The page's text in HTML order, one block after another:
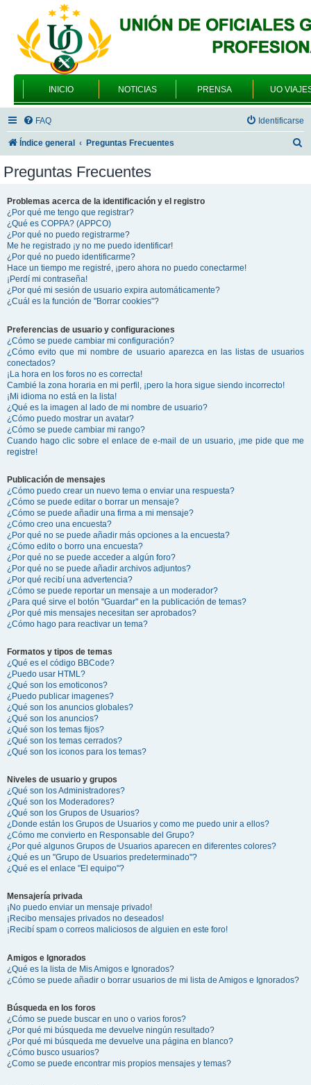
INICIO NOTICIAS PRENSA UO
FAQ Identificarse
Índice general Preguntas Frecuentes
Preguntas Frecuentes
Problemas acerca de la identificación y el registro
¿Por qué me tengo que registrar?
¿Qué es COPPA? (APPCO)
¿Por qué no puedo registrarme?
Me he registrado ¡y no me puedo identificar!
¿Por qué no puedo identificarme?
Hace un tiempo me registré, ¡pero ahora no puedo conectarme!
¡Perdí mi contraseña!
¿Por qué mi sesión de usuario expira automáticamente?
¿Cuál es la función de "Borrar cookies"?
Preferencias de usuario y configuraciones
¿Cómo se puede cambiar mi configuración?
¿Cómo evito que mi nombre de usuario aparezca en las listas de usuarios
conectados?
¡La hora en los foros no es correcta!
Cambié la zona horaria en mi perfil, ¡pero la hora sigue siendo incorrecto!
¡Mi idioma no está en la lista!
¿Qué es la imagen al lado de mi nombre de usuario?
¿Cómo puedo mostrar un avatar?
¿Cómo se puede cambiar mi rango?
Cuando hago clic sobre el enlace de e-mail de un usuario, ¡me pide que me
registre!
Publicación de mensajes
¿Cómo puedo crear un nuevo tema o enviar una respuesta?
¿Cómo se puede editar o borrar un mensaje?
¿Cómo se puede añadir una firma a mi mensaje?
¿Cómo creo una encuesta?
¿Por qué no se puede añadir más opciones a la encuesta?
¿Cómo edito o borro una encuesta?
¿Por qué no se puede acceder a algún foro?
¿Por qué no se puede añadir archivos adjuntos?
¿Por qué recibí una advertencia?
¿Cómo se puede reportar un mensaje a un moderador?
¿Para qué sirve el botón "Guardar" en la publicación de temas?
¿Por qué mis mensajes necesitan ser aprobados?
¿Cómo hago para reactivar un tema?
Formatos y tipos de temas
¿Qué es el código BBCode?
¿Puedo usar HTML?
¿Qué son los emoticonos?
¿Puedo publicar imagenes?
¿Qué son los anuncios globales?
¿Qué son los anuncios?
¿Qué son los temas fijos?
¿Qué son los temas cerrados?
¿Qué son los iconos para los temas?
Niveles de usuario y grupos
¿Qué son los Administradores?
¿Qué son los Moderadores?
¿Qué son los Grupos de Usuarios?
¿Donde están los Grupos de Usuarios y como me puedo unir a ellos?
¿Cómo me convierto en Responsable del Grupo?
¿Por qué algunos Grupos de Usuarios aparecen en diferentes colores?
¿Qué es un "Grupo de Usuarios predeterminado"?
¿Qué es el enlace "El equipo"?
Mensajería privada
¡No puedo enviar un mensaje privado!
¡Recibo mensajes privados no deseados!
¡Recibí spam o correos maliciosos de alguien en este foro!
Amigos e Ignorados
¿Qué es la lista de Mis Amigos e Ignorados?
¿Cómo se puede añadir o borrar usuarios de mi lista de Amigos e Ignorados?
Búsqueda en los foros
¿Cómo se puede buscar en uno o varios foros?
¿Por qué mi búsqueda me devuelve ningún resultado?
¿Por qué mi búsqueda me devuelve una página en blanco?
¿Cómo busco usuarios?
¿Como se puede encontrar mis propios mensajes y temas?